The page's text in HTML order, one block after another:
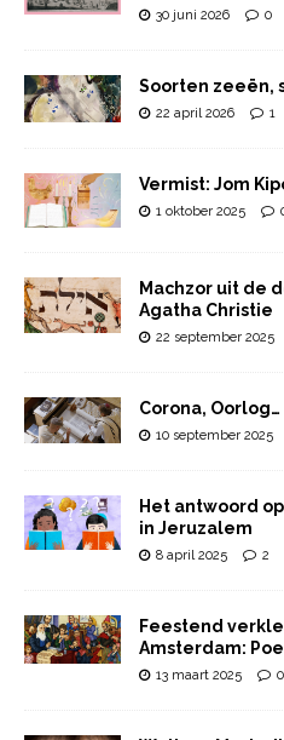
30 juni 2026 0
Soorten zeeën,
22 april 2026 1
Vermist: Jom
1 oktober 2025
Machzor uit de
Agatha Christie
22 september 2025
Corona,
10 september 2025
Het antwoord
in Jeruzalem
8 april 2025 2
Feestend
Amsterdam:
13 maart 2025 0